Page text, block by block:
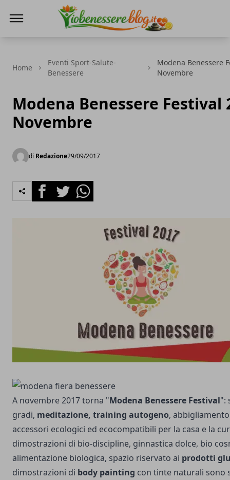
Home
Eventi Sport-Salute-
Benessere
Modena Benessere
Novembre
Modena Benessere Festival
Novembre
di Redazione29/09/2017
FacebookTwitterWhatsapp
A novembre 2017 torna "Modena Benessere Festival":
gradi, meditazione, training autogeno,
accessori ecologici ed ecocompatibili per la casa e la
dimostrazioni di bio-discipline, ginnastica dolce, bio
alimentazione biologica, spazio riservato ai prodotti
dimostrazioni di body painting con tinte naturali sono